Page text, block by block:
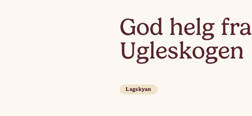
God helg fra
Ugleskogen
Lagskyan